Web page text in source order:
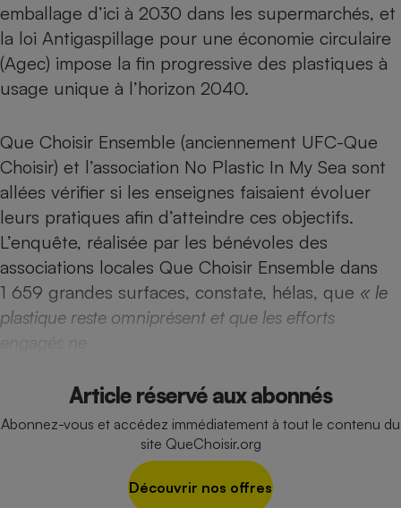
emballage d’ici à 2030 dans les supermarchés, et
la loi Antigaspillage pour une économie circulaire
(Agec) impose la fin progressive des plastiques à
usage unique à l’horizon 2040.
Que Choisir Ensemble (anciennement UFC-Que
Choisir) et l’association No Plastic In My Sea sont
allées vérifier si les enseignes faisaient évoluer
leurs pratiques afin d’atteindre ces objectifs.
L’enquête, réalisée par les bénévoles des
associations locales Que Choisir Ensemble dans
1 659 grandes surfaces, constate, hélas, que « le
plastique reste omniprésent et que les efforts
Article réservé aux abonnés
Abonnez-vous et accédez immédiatement à tout le contenu du
site QueChoisir.org
Découvrir nos offres
Climatiseur -
Ventilateur
Antivirus
Climatiseur -